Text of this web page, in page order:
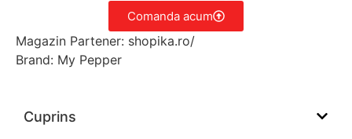
Comanda acum
Magazin Partener: shopika.ro/
Brand: My Pepper
Cuprins